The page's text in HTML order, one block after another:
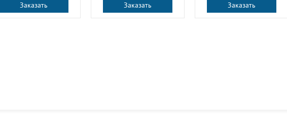
Заказать Заказать Заказать